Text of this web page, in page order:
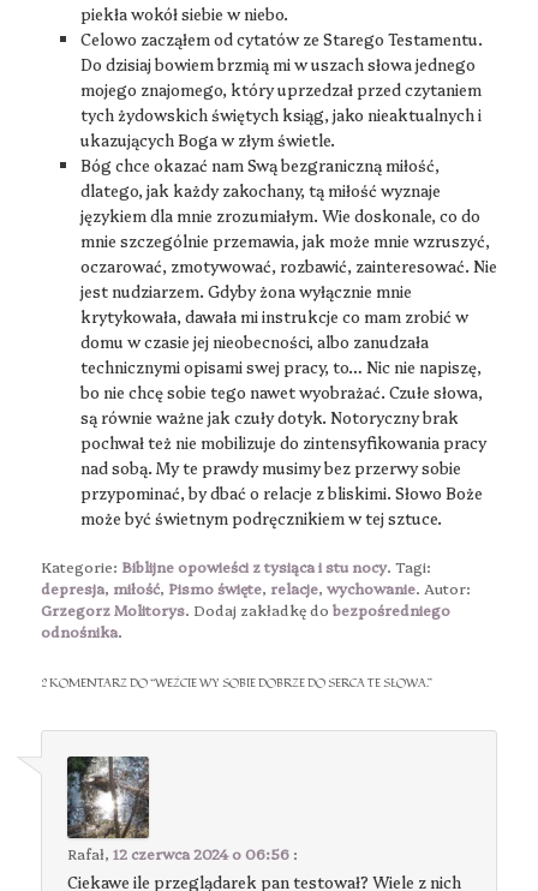
piekła wokół siebie w niebo.
Celowo zacząłem od cytatów ze Starego Testamentu.
Do dzisiaj bowiem brzmią mi w uszach słowa jednego
mojego znajomego, który uprzedzał przed czytaniem
tych żydowskich świętych ksiąg, jako nieaktualnych i
ukazujących Boga w złym świetle.
Bóg chce okazać nam Swą bezgraniczną miłość,
dlatego, jak każdy zakochany, tą miłość wyznaje
językiem dla mnie zrozumiałym. Wie doskonale, co do
mnie szczególnie przemawia, jak może mnie wzruszyć,
oczarować, zmotywować, rozbawić, zainteresować. Nie
jest nudziarzem. Gdyby żona wyłącznie mnie
krytykowała, dawała mi instrukcje co mam zrobić w
domu w czasie jej nieobecności, albo zanudzała
technicznymi opisami swej pracy, to… Nic nie napiszę,
bo nie chcę sobie tego nawet wyobrażać. Czułe słowa,
są równie ważne jak czuły dotyk. Notoryczny brak
pochwał też nie mobilizuje do zintensyfikowania pracy
nad sobą. My te prawdy musimy bez przerwy sobie
przypominać, by dbać o relacje z bliskimi. Słowo Boże
może być świetnym podręcznikiem w tej sztuce.
Kategorie: Biblijne opowieści z tysiąca i stu nocy. Tagi:
depresja, miłość, Pismo święte, relacje,wychowanie. Autor:
Grzegorz Molitorys. Dodaj zakładkę dobezpośredniego
odnośnika.
2 KOMENTARZ DO “WEŹCIE WY SOBIE DOBRZE DO SERCA TE SŁOWA.”
Rafał,12 czerwca 2024 o 06:56 :
Ciekawe ile przeglądarek pan testował? Wiele z nich